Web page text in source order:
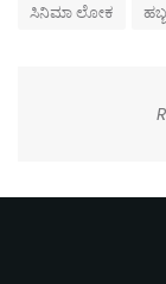
ಸಿನಿಮಾ ಲೋಕ